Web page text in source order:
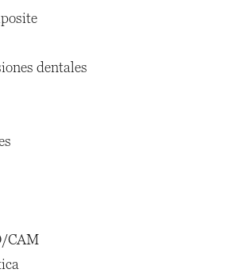
dentales
CAM